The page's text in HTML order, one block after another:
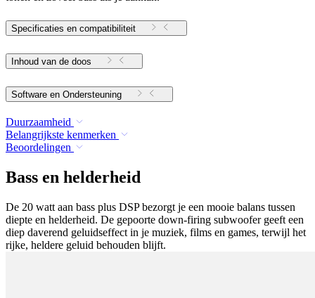
Specificaties en compatibiliteit
Inhoud van de doos
Software en Ondersteuning
Duurzaamheid
Belangrijkste kenmerken
Beoordelingen
Bass en helderheid
De 20 watt aan bass plus DSP bezorgt je een mooie balans tussen
diepte en helderheid. De gepoorte down-firing subwoofer geeft een
diep daverend geluidseffect in je muziek, films en games, terwijl het
rijke, heldere geluid behouden blijft.